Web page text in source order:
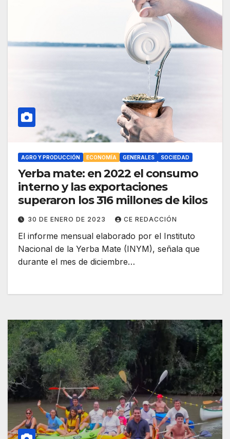
AGRO Y PRODUCCIÓN ECONOMÍA GENERALES SOCIEDAD
Yerba mate: en 2022 el consumo
interno y las exportaciones
superaron los 316 millones de kilos
30 DE ENERO DE 2023 CE REDACCIÓN
El informe mensual elaborado por el Instituto
Nacional de la Yerba Mate (INYM), señala que
durante el mes de diciembre…